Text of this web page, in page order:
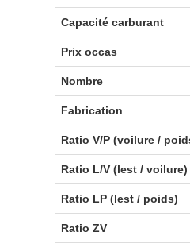
Capacité carburant
Prix occas
Nombre
Fabrication
Ratio V/P (voilure /
Ratio L/V (lest / voilure)
Ratio LP (lest / poids)
Ratio ZV